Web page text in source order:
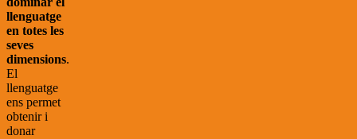
llenguatge
en totes les
seves
dimensions.
El
llenguatge
ens permet
obtenir i
donar